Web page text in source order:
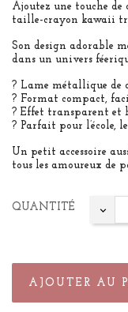
Ajoutez une touche de
taille-crayon kawaii
Son design adorable
dans un univers
? Lame métallique
? Format compact,
? Effet transparent
? Parfait pour l’école,
Un petit accessoire
tous les amoureux de
QUANTITÉ
AJOUTER AU